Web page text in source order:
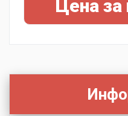
Цена